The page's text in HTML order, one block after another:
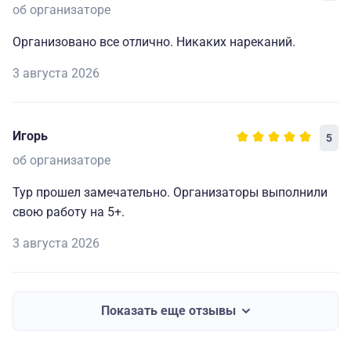
об организаторе
Организовано все отлично. Никаких нареканий.
3 августа 2026
Игорь 5
об организаторе
Тур прошел замечательно. Организаторы выполнили
свою работу на 5+.
3 августа 2026
Показать еще отзывы